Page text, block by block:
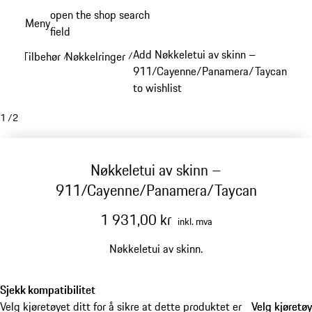
Menyopen the shop search
field
Tilbehør /Nøkkelringer /Add Nøkkeletui av skinn –
911/Cayenne/Panamera/Taycan
to wishlist
1 /2
Nøkkeletui av skinn –
911/Cayenne/Panamera/Taycan
1 931,00 kr inkl. mva
Nøkkeletui av skinn.
Sjekk kompatibilitet
Velg kjøretøyet ditt for å sikre at dette produktet er Velg kjøretøy
Velg kjøretøy